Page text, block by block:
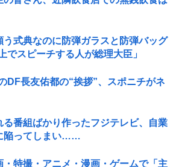
う式典なのに防弾ガラスと防弾バッグ
でスピーチする人が総理大臣」
DF長友佑都の“挨拶”、スポニチがネ
る番組ばかり作ったフジテレビ、自業
陥ってしまい……
・特撮・アニメ・漫画・ゲームで「主